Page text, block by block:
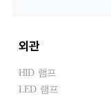
외관
HID 램프
LED 램프